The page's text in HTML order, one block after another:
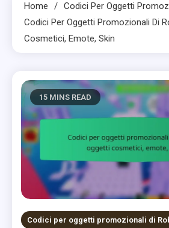
Home
Codici Per Oggetti
Codici Per Oggetti Promozionali Di
Cosmetici, Emote, Skin
15 MINS READ
Codici per oggetti promozionali di